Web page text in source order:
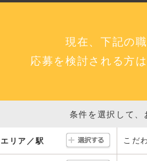
現在、下記の
応募を検討される方
条件を選択して
エリア／駅 こだ